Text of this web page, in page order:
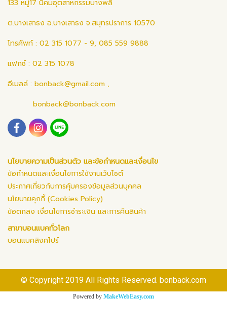
133 หมู่17 นิคมอุตสาหกรรมบางพลี
ต.บางเสาธง อ.บางเสาธง จ.สมุทรปราการ 10570
โทรศัพท์ : 02 315 1077 - 9, 085 559 9888
แฟกซ์ : 02 315 1078
อีเมลล์ : bonback@gmail.com ,
bonback@bonback.com
นโยบายความเป็นส่วนตัว และข้อกำหนดและเงื่อนไข
ข้อกำหนดและเงื่อนไขการใช้งานเว็บไซต์
ประกาศเกี่ยวกับการคุ้มครองข้อมูลส่วนบุคคล
นโยบายคุกกี้ (Cookies Policy)
ข้อตกลง เงื่อนไขการชำระเงิน และการคืนสินค้า
สาขาบอนแบคทั่วโลก
บอนแบคสิงคโปร์
© Copyright 2019 All Rights Reserved. bonback.com
Powered by MakeWebEasy.com